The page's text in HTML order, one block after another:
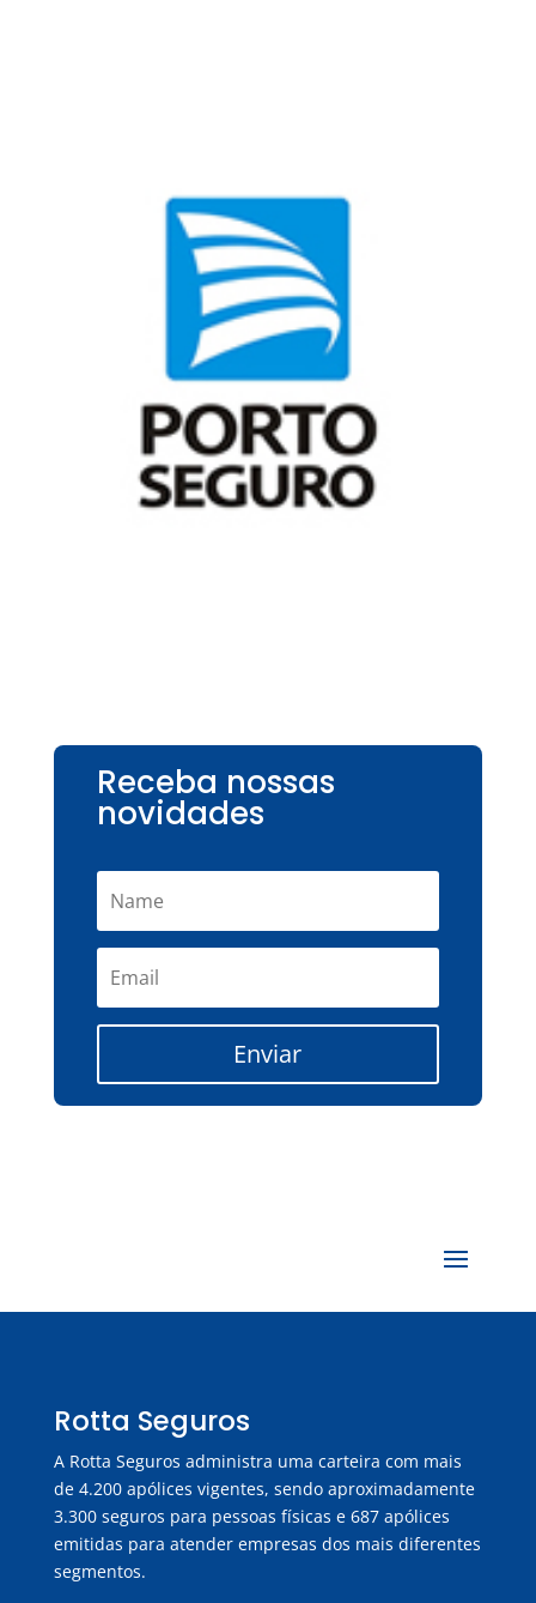
Receba nossas
novidades
Enviar
Rotta Seguros
A Rotta Seguros administra uma carteira com mais
de 4.200 apólices vigentes, sendo aproximadamente
3.300 seguros para pessoas físicas e 687 apólices
emitidas para atender empresas dos mais diferentes
segmentos.